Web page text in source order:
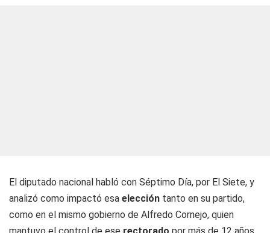
El diputado nacional habló con Séptimo Día, por El Siete, y
analizó como impactó esa elección tanto en su partido,
como en el mismo gobierno de Alfredo Cornejo, quien